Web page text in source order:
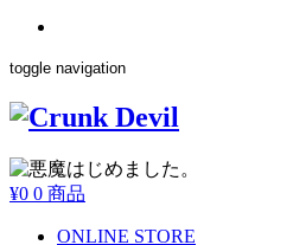
toggle navigation
¥0 0 商品
ONLINE STORE